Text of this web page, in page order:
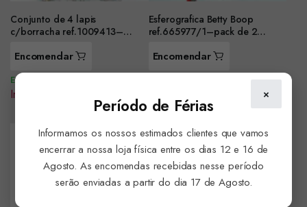
Conjunto de 4 lapis
c/borracha ref.1009413–
Encomendar
Em Stock
Iniciar sessão para ver preço
Esferografica Betty Boop
ref.665977/1–pack de 2
Encomendar
Iniciar sessão para ver preço
×
Período de Férias
Informamos os nossos estimados clientes que vamos
encerrar a nossa loja física entre os dias 12 e 16 de
Agosto. As encomendas recebidas nesse período
serão enviadas a partir do dia 17 de Agosto.